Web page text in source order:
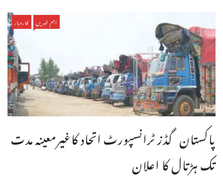
اہم خبریں کاروبار
پاکستان گڈز ٹرانسپورٹ اتحاد کاغیرمعینہ مدت
تک ہڑتال کا اعلان